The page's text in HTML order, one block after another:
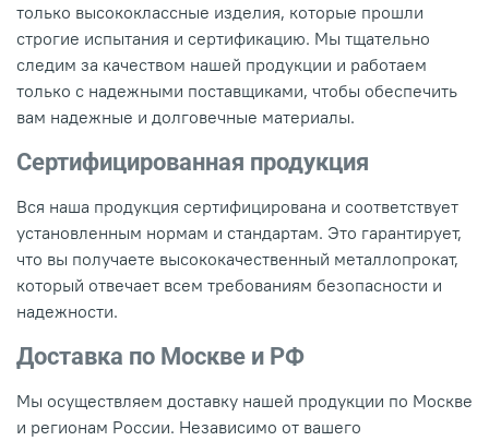
только высококлассные изделия, которые прошли
строгие испытания и сертификацию. Мы тщательно
следим за качеством нашей продукции и работаем
только с надежными поставщиками, чтобы обеспечить
вам надежные и долговечные материалы.
Сертифицированная продукция
Вся наша продукция сертифицирована и соответствует
установленным нормам и стандартам. Это гарантирует,
что вы получаете высококачественный металлопрокат,
который отвечает всем требованиям безопасности и
надежности.
Доставка по Москве и РФ
Мы осуществляем доставку нашей продукции по Москве
и регионам России. Независимо от вашего